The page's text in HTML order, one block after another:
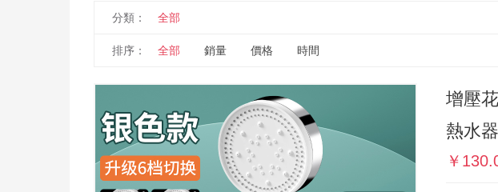
分類： 全部
排序： 全部 銷量 價格 時間
增壓
熱水器
￥